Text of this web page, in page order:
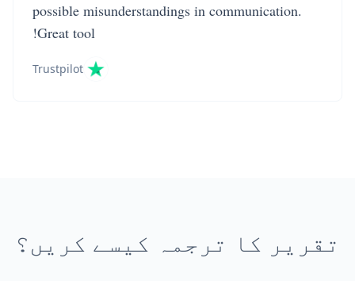
possible misunderstandings in communication.
Great tool!
Trustpilot
تقریر کا ترجمہ کیسے کریں؟